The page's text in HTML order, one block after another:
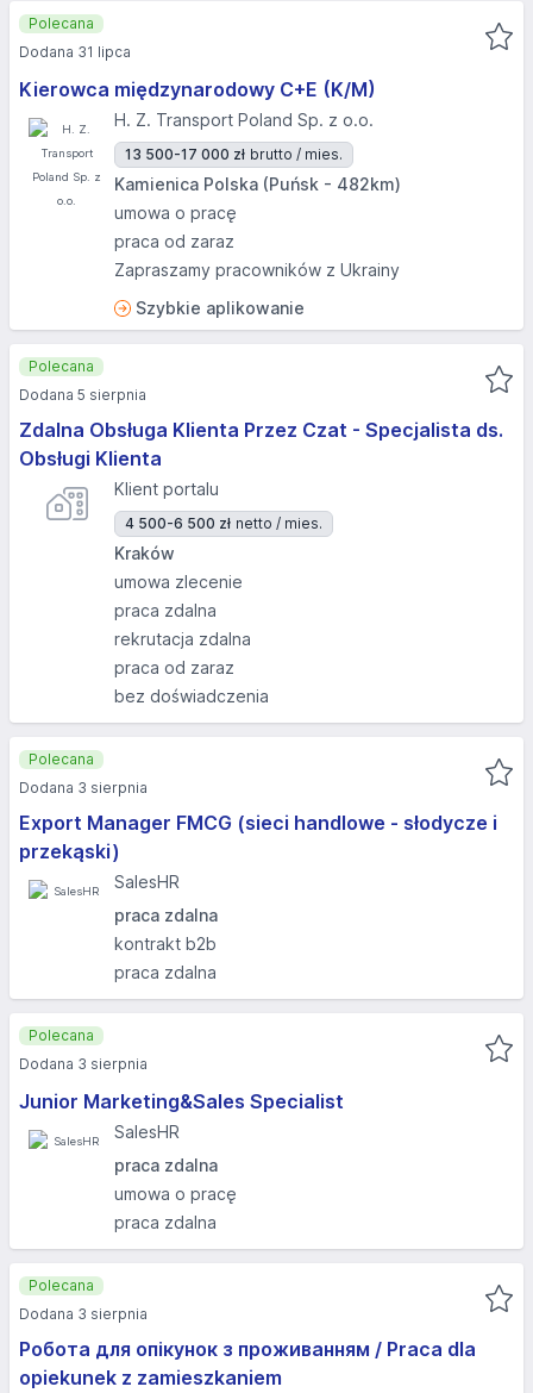
Kierowca międzynarodowy C+E (K/M)
H. Z. Transport Poland Sp. z o.o.
13 500-17 000 zł brutto / mies.
Kamienica Polska (Puńsk - 482km)
umowa o pracę
praca od zaraz
Zapraszamy pracowników z Ukrainy
Szybkie aplikowanie
Polecana
Dodana 31 lipca
Zdalna Obsługa Klienta Przez Czat - Specjalista ds.
Obsługi Klienta
Klient portalu
4 500-6 500 zł netto / mies.
Kraków
umowa zlecenie
praca zdalna
rekrutacja zdalna
praca od zaraz
bez doświadczenia
Polecana
Dodana 5 sierpnia
Export Manager FMCG (sieci handlowe - słodycze i
przekąski)
SalesHR
praca zdalna
kontrakt b2b
praca zdalna
Polecana
Dodana 3 sierpnia
Junior Marketing&Sales Specialist
SalesHR
praca zdalna
umowa o pracę
praca zdalna
Polecana
Dodana 3 sierpnia
Робота для опікунок з проживанням / Praca dla
opiekunek z zamieszkaniem
Polecana
Dodana 3 sierpnia